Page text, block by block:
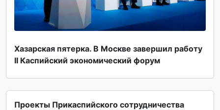
Хазарская пятерка. В Москве завершил работу
II Каспийский экономический форум
Проекты Прикаспийского сотрудничества